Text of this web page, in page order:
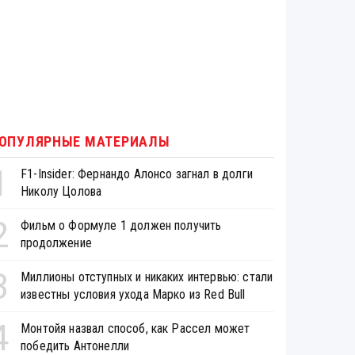
МАТЕРИАЛЫ
F1-Insider: Фернандо Алонсо загнал в долги
Николу Цолова
Фильм о Формуле 1 должен получить
продолжение
Миллионы отступных и никаких интервью: стали
известны условия ухода Марко из Red Bull
Монтойя назвал способ, как Рассел может
победить Антонелли